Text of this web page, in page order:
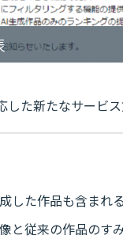
た新たなサービス
した作品も含まれる
と従来の作品のす